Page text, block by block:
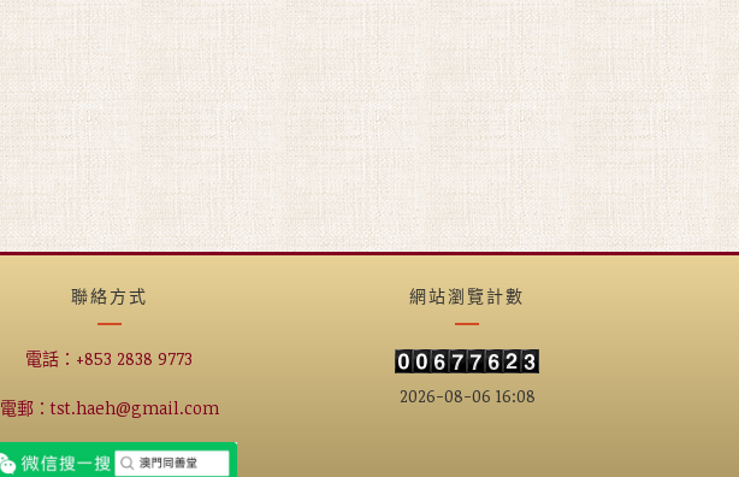
聯絡方式
電話：+853 2838 9773
電郵：tst.haeh@gmail.com
網站瀏覽計數
2026-08-06 16:08